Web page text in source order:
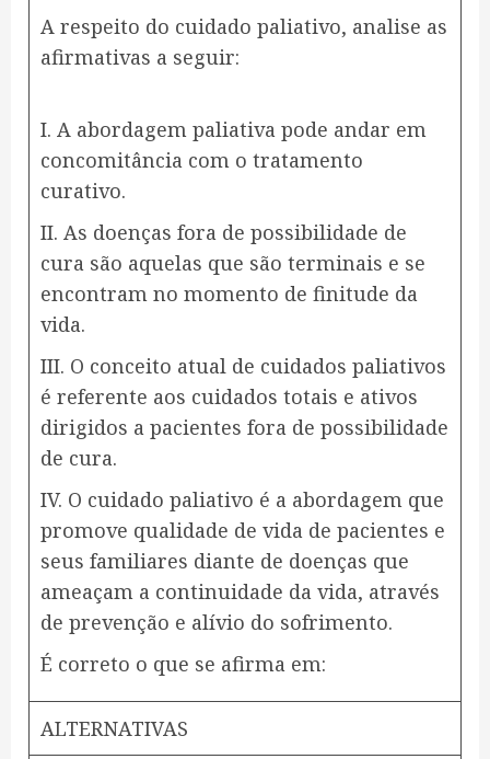
​A respeito do cuidado paliativo, analise as
afirmativas a seguir:
I. A abordagem paliativa pode andar em
concomitância com o tratamento
curativo.
II. As doenças fora de possibilidade de
cura são aquelas que são terminais e se
encontram no momento de finitude da
vida.
III. O conceito atual de cuidados paliativos
é referente aos cuidados totais e ativos
dirigidos a pacientes fora de possibilidade
de cura.
IV. O cuidado paliativo é a abordagem que
promove qualidade de vida de pacientes e
seus familiares diante de doenças que
ameaçam a continuidade da vida, através
de prevenção e alívio do sofrimento.
É correto o que se afirma em:
ALTERNATIVAS